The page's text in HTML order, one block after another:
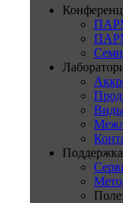
Поддержка